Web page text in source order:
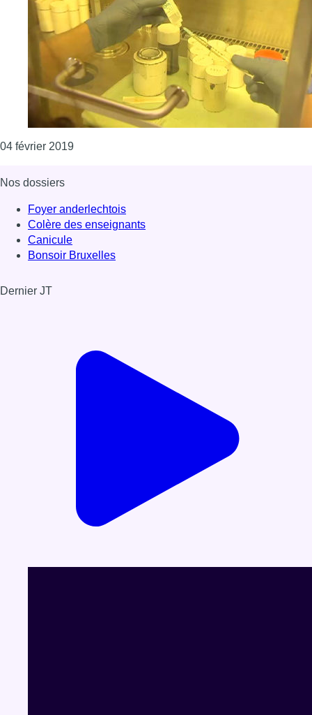
04 février 2019Consulter l'article "Cancer du col de l’utérus :
Nos dossiers
Foyer anderlechtois
Colère des enseignants
Canicule
Bonsoir Bruxelles
Dernier JT